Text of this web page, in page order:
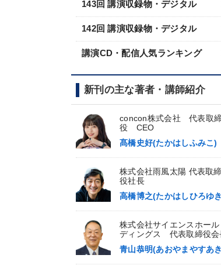
143回 講演収録物・デジタル
142回 講演収録物・デジタル
講演CD・配信人気ランキング
新刊の主な著者・講師紹介
concon株式会社 代表取
役 CEO
髙橋史好(たかはしふみこ)
株式会社雨風太陽 代表取締
役社長
高橋博之(たかはしひろゆ
株式会社サイエンスホール
ディングス 代表取締役会
青山恭明(あおやまやすあ